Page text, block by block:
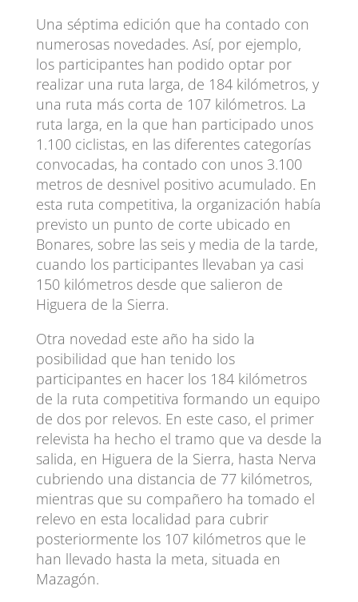
Una séptima edición que ha contado con
numerosas novedades. Así, por ejemplo,
los participantes han podido optar por
realizar una ruta larga, de 184 kilómetros, y
una ruta más corta de 107 kilómetros. La
ruta larga, en la que han participado unos
1.100 ciclistas, en las diferentes categorías
convocadas, ha contado con unos 3.100
metros de desnivel positivo acumulado. En
esta ruta competitiva, la organización había
previsto un punto de corte ubicado en
Bonares, sobre las seis y media de la tarde,
cuando los participantes llevaban ya casi
150 kilómetros desde que salieron de
Higuera de la Sierra.
Otra novedad este año ha sido la
posibilidad que han tenido los
participantes en hacer los 184 kilómetros
de la ruta competitiva formando un equipo
de dos por relevos. En este caso, el primer
relevista ha hecho el tramo que va desde la
salida, en Higuera de la Sierra, hasta Nerva
cubriendo una distancia de 77 kilómetros,
mientras que su compañero ha tomado el
relevo en esta localidad para cubrir
posteriormente los 107 kilómetros que le
han llevado hasta la meta, situada en
Mazagón.